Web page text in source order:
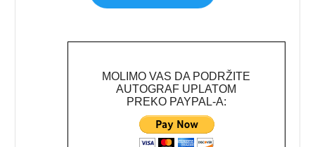
MOLIMO VAS DA PODRŽITE
AUTOGRAF UPLATOM
PREKO PAYPAL-A: